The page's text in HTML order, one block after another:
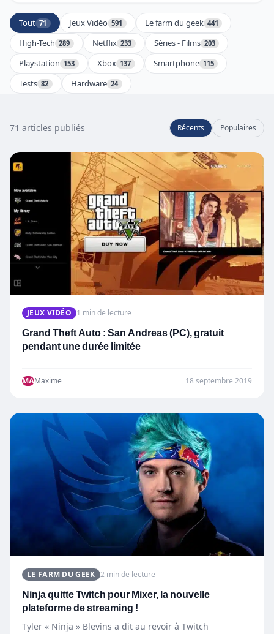
Tout 71 Jeux Vidéo 591 Le farm du geek 441
High-Tech 289 Netflix 233 Séries - Films 203
Playstation 153 Xbox 137 Smartphone 115
Tests 82 Hardware 24
71 articles publiés Récents Populaires
JEUX VIDÉO 1 min de lecture
Grand Theft Auto : San Andreas (PC), gratuit
pendant une durée limitée
MAMaxime 18 septembre 2019
LE FARM DU GEEK 2 min de lecture
Ninja quitte Twitch pour Mixer, la nouvelle
plateforme de streaming !
Tyler « Ninja » Blevins a dit au revoir à Twitch